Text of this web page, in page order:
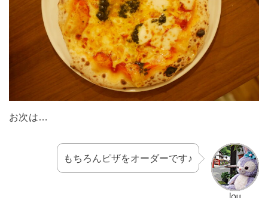
お次は…
もちろんピザをオーダーです♪